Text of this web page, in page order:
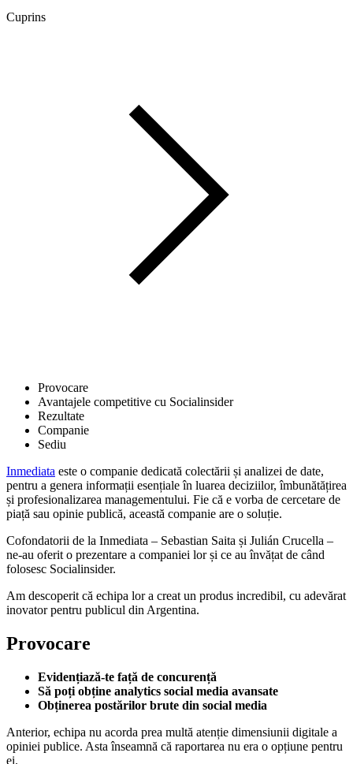
Cuprins
Provocare
Avantajele competitive cu Socialinsider
Rezultate
Companie
Sediu
Inmediata este o companie dedicată colectării și analizei de date,
pentru a genera informații esențiale în luarea deciziilor, îmbunătățirea
și profesionalizarea managementului. Fie că e vorba de cercetare de
piață sau opinie publică, această companie are o soluție.
Cofondatorii de la Inmediata – Sebastian Saita și Julián Crucella –
ne-au oferit o prezentare a companiei lor și ce au învățat de când
folosesc Socialinsider.
Am descoperit că echipa lor a creat un produs incredibil, cu adevărat
inovator pentru publicul din Argentina.
Provocare
Evidențiază-te față de concurență
Să poți obține analytics social media avansate
Obținerea postărilor brute din social media
Anterior, echipa nu acorda prea multă atenție dimensiunii digitale a
opiniei publice. Asta înseamnă că raportarea nu era o opțiune pentru
ei.